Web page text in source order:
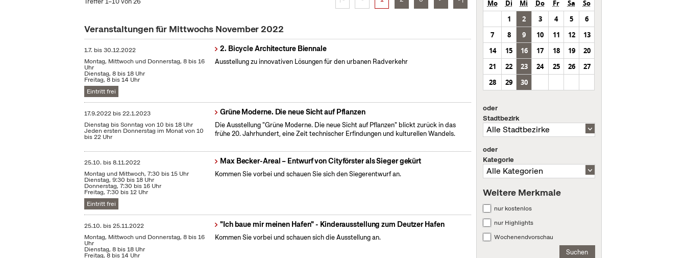
Veranstaltungen für Mittwochs November 2022
1.7. bis30.12.2022
Montag, Mittwoch und Donnerstag, 8 bis 16
Uhr
Dienstag, 8 bis 18 Uhr
Freitag, 8 bis 14 Uhr
Eintritt frei
2. Bicycle Architecture Biennale
Ausstellung zu innovativen Lösungen für den urbanen Radverkehr
17.9.2022 bis22.1.2023
Dienstag bis Sonntag von 10 bis 18 Uhr
Jeden ersten Donnerstag im Monat von 10
bis 22 Uhr
Grüne Moderne. Die neue Sicht auf Pflanzen
Die Ausstellung "Grüne Moderne. Die neue Sicht auf Pflanzen" blickt zurück in das
frühe 20. Jahrhundert, eine Zeit technischer Erfindungen und kulturellen Wandels.
25.10. bis8.11.2022
Montag und Mittwoch, 7:30 bis 15 Uhr
Dienstag, 9:30 bis 18 Uhr
Donnerstag, 7:30 bis 16 Uhr
Freitag, 7:30 bis 12 Uhr
Eintritt frei
Max Becker-Areal – Entwurf von Cityförster als Sieger gekürt
Kommen Sie vorbei und schauen Sie sich den Siegerentwurf an.
25.10. bis25.11.2022
Montag, Mittwoch und Donnerstag, 8 bis 16
Uhr
Dienstag, 8 bis 18 Uhr
Freitag, 8 bis 14 Uhr
"Ich baue mir meinen Hafen" - Kinderausstellung zum Deutzer Hafen
Kommen Sie vorbei und schauen sich die Ausstellung an.
Mo Di Mi Do Fr Sa
So
1
2 3 4 5
6
7
8 9 10 11 12
13
14
15 16 17 18 19
20
21
22 23 24 25 26
27
28
29 30
oder
Stadtbezirk
oder
Kategorie
Weitere Merkmale
nur kostenlos
nur Highlights
Wochenendvorschau
Suchen